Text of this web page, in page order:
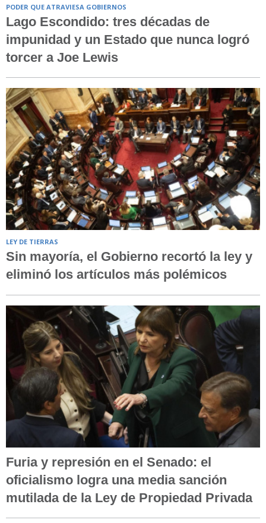
PODER QUE ATRAVIESA GOBIERNOS
Lago Escondido: tres décadas de
impunidad y un Estado que nunca logró
torcer a Joe Lewis
LEY DE TIERRAS
Sin mayoría, el Gobierno recortó la ley y
eliminó los artículos más polémicos
Furia y represión en el Senado: el
oficialismo logra una media sanción
mutilada de la Ley de Propiedad Privada